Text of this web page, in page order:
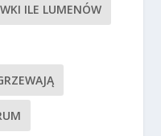
ILE LUMENÓW